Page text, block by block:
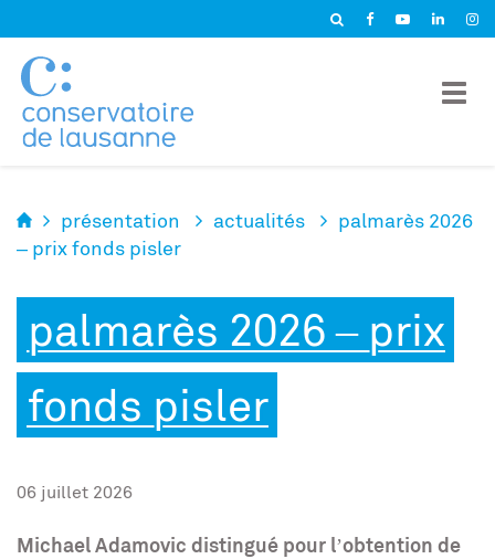
présentation actualités
palmarès 2026
– prix fonds pisler
palmarès 2026 – prix
fonds pisler
06 juillet 2026
Michael Adamovic distingué pour l’obtention de